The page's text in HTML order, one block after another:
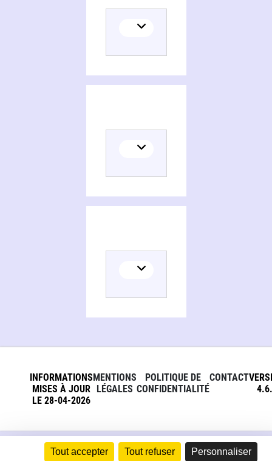
Tout accepter Tout refuser Personnaliser
INFORMATIONS
MISES À JOUR
LE 28-04-2026
MENTIONS
LÉGALES
POLITIQUE DE
CONFIDENTIALITÉ
CONTACT